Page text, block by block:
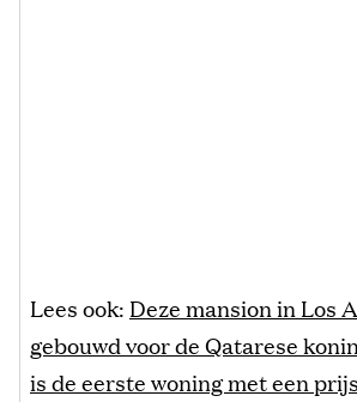
Lees ook: Deze mansion in Los
gebouwd voor de Qatarese
is de eerste woning met een